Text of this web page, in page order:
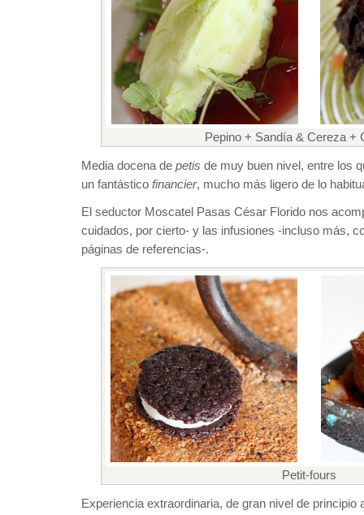
Pepino + Sandía & Cereza +
Media docena de petis de muy buen nivel, entre los
un fantástico financier, mucho más ligero de lo
El seductor Moscatel Pasas César Florido nos
cuidados, por cierto- y las infusiones -incluso más,
páginas de referencias-.
Petit-fours
Experiencia extraordinaria, de gran nivel de principio